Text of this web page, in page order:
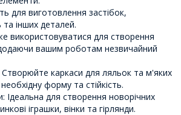
для виготовлення застібок,
та інших деталей.
використовуватися для створення
вашим роботам незвичайний
Створюйте каркаси для ляльок та м'яких
форму та стійкість.
Ідеальна для створення новорічних
іграшки, вінки та гірлянди.